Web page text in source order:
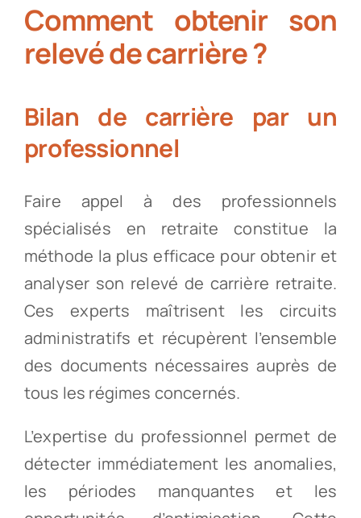
Comment obtenir son
relevé de carrière ?
Bilan de carrière par un
professionnel
Faire appel à des professionnels
spécialisés en retraite constitue la
méthode la plus efficace pour obtenir et
analyser son relevé de carrière retraite.
Ces experts maîtrisent les circuits
administratifs et récupèrent l’ensemble
des documents nécessaires auprès de
tous les régimes concernés.
L’expertise du professionnel permet de
détecter immédiatement les anomalies,
les périodes manquantes et les